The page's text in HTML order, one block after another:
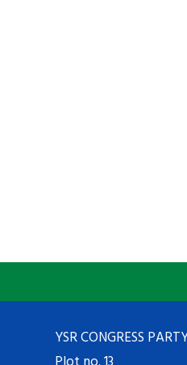
YSR CONGRESS